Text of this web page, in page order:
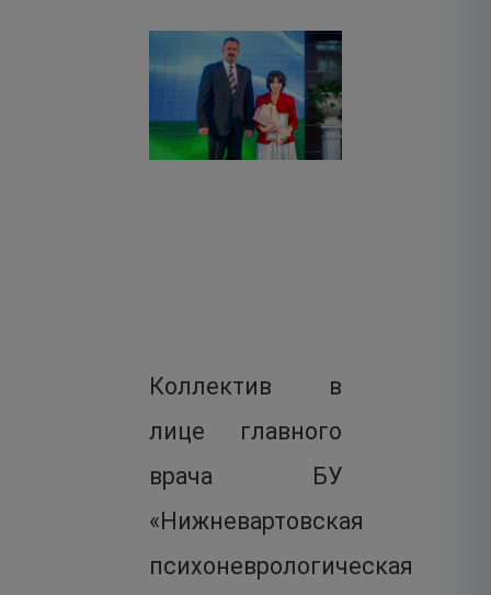
Коллектив в
лице главного
врача БУ
«Нижневартовская
психоневрологическая